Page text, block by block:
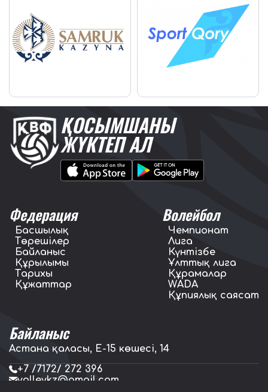
ҚОСЫМШАНЫ
ЖҮКТЕП АЛ
Федерация
Басшылық
Төрешілер
Байланыс
Құрылымы
Тарихы
Құжаттар
Волейбол
Чемпионат
Лига
Күнтізбе
Ұлттық лига
Құрамалар
WADA
Құпиялық саясат
Байланыс
Астана қаласы, E-15 көшесі, 14
+7 /7172/ 272 396
volleykz@gmail.com